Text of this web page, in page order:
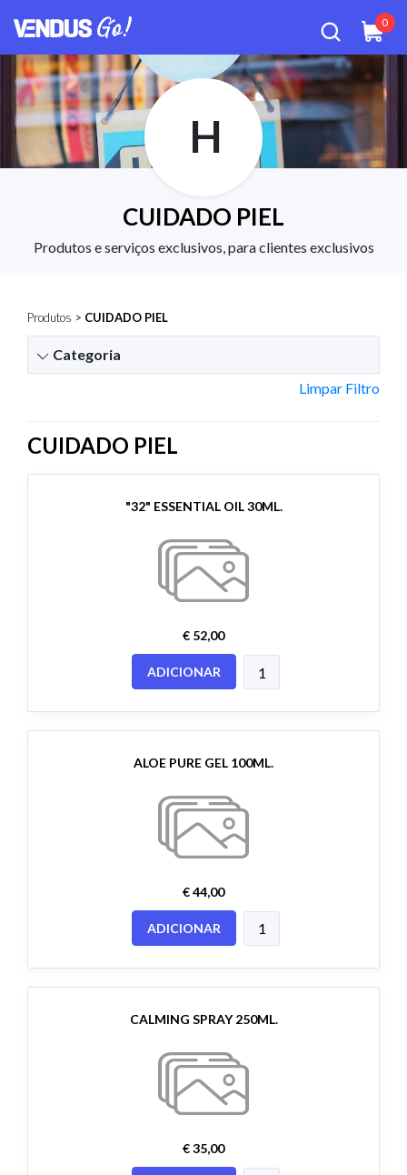
0
H
CUIDADO PIEL
Produtos e serviços exclusivos, para clientes exclusivos
Produtos > CUIDADO PIEL
Categoria
Limpar Filtro
CUIDADO PIEL
"32" ESSENTIAL OIL 30ML.
€ 52,00
ADICIONAR
ALOE PURE GEL 100ML.
€ 44,00
ADICIONAR
CALMING SPRAY 250ML.
€ 35,00